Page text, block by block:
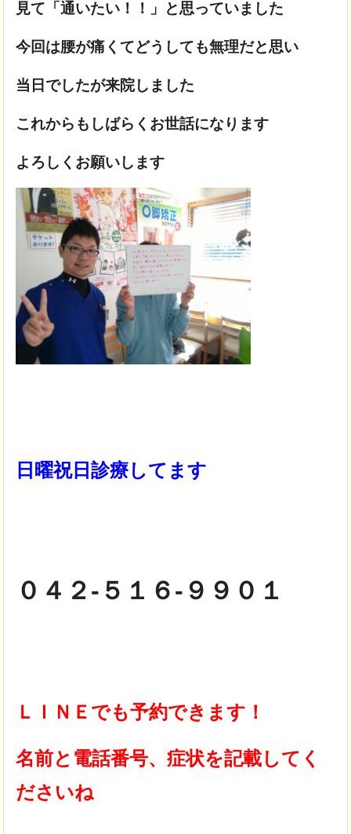
見て「通いたい！！」と思っていました
今回は腰が痛くてどうしても無理だと思い
当日でしたが来院しました
これからもしばらくお世話になります
よろしくお願いします
日曜祝日診療してます
０４２-５１６-９９０１
ＬＩＮＥでも予約できます！
名前と電話番号、症状を記載してく
ださいね